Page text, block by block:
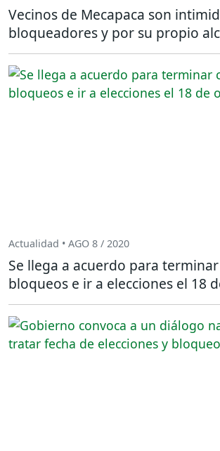
Vecinos de Mecapaca son
bloqueadores y por su propio
Actualidad • AGO 8 / 2020
Se llega a acuerdo para
bloqueos e ir a elecciones el 18